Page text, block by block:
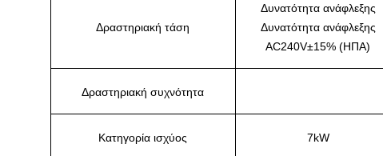
Δραστηριακή τάση
Δυνατότητα ανάφλεξης
Δυνατότητα ανάφλεξης
AC240V±15% (ΗΠΑ)
Δραστηριακή συχνότητα
Κατηγορία ισχύος 7kW